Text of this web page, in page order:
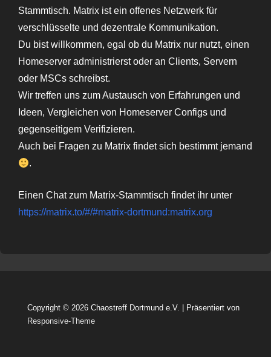
Stammtisch. Matrix ist ein offenes Netzwerk für
verschlüsselte und dezentrale Kommunikation.
Du bist willkommen, egal ob du Matrix nur nutzt, einen
Homeserver administrierst oder an Clients, Servern
oder MSCs schreibst.
Wir treffen uns zum Austausch von Erfahrungen und
Ideen, Vergleichen von Homeserver Configs und
gegenseitigem Verifizieren.
Auch bei Fragen zu Matrix findet sich bestimmt jemand
.
Einen Chat zum Matrix-Stammtisch findet ihr unter
https://matrix.to/#/#matrix-dortmund:matrix.org
Copyright © 2026 Chaostreff Dortmund e.V.
| Präsentiert von
Responsive-Theme